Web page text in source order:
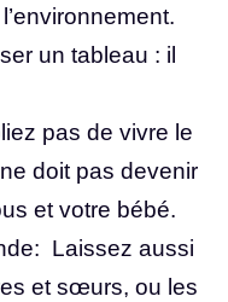
un tableau : il
pas de vivre le
doit pas devenir
et votre bébé.
Laissez aussi
et sœurs, ou les